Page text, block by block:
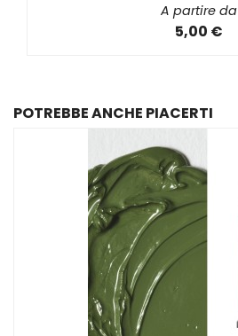
A partire da
5,00 €
POTREBBE ANCHE PIACERTI